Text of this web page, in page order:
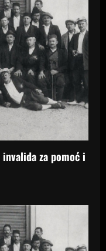
za pomoć i